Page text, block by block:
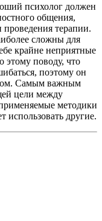
психолог должен
общения,
проведения терапии.
сложны для
крайне неприятные
этому поводу, что
поэтому он
Самым важным
цели между
методики
использовать другие.